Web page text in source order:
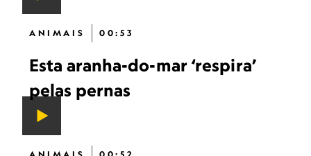
ANIMAIS 00:53
Esta aranha-do-mar ‘respira’
pelas pernas